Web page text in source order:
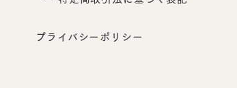
プライバシーポリシー